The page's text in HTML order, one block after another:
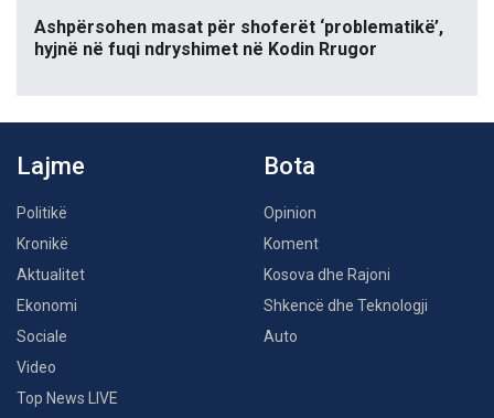
Ashpërsohen masat për shoferët ‘problematikë’,
hyjnë në fuqi ndryshimet në Kodin Rrugor
Lajme
Politikë
Kronikë
Aktualitet
Ekonomi
Sociale
Video
Top News LIVE
Bota
Opinion
Koment
Kosova dhe Rajoni
Shkencë dhe Teknologji
Auto